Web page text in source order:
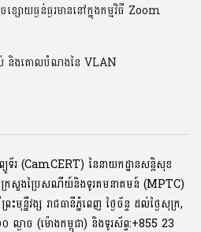
យធ្ងន់ធ្ងរមាននៅក្នុងកម្មវិធី Zoom
ស់ និងគោលបំណងនៃ VLAN
យូទ័រ (CamCERT) នៃនាយកដ្ឋានសន្តិសុខ
ៃក្រសួងប្រៃសណីយ៍និងទូរគមនាគមន៍ (MPTC)
នី្នវង្ស រាជធានីភ្នំពេញ ថ្ងៃច័ន្ទ ដល់ថ្ងៃសុក្រ,
ាច (ម៉ោងកម្ពុជា) និងទូរស័ព្ទ:+855 23